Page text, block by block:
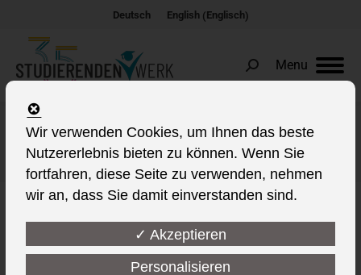
Deutsch English(Englisch)
Menu
Search:
Jahres-Archive:2026
Sie befinden sich hier:
Wir verwenden Cookies, um Ihnen das beste
Nutzererlebnis bieten zu können. Wenn Sie
fortfahren, diese Seite zu verwenden, nehmen
wir an, dass Sie damit einverstanden sind.
✓ Akzeptieren
Personalisieren